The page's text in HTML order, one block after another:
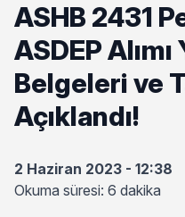
ASHB 2431
ASDEP
Belgeleri ve
Açıklandı!
2 Haziran 2023 - 12:38
Okuma süresi: 6 dakika